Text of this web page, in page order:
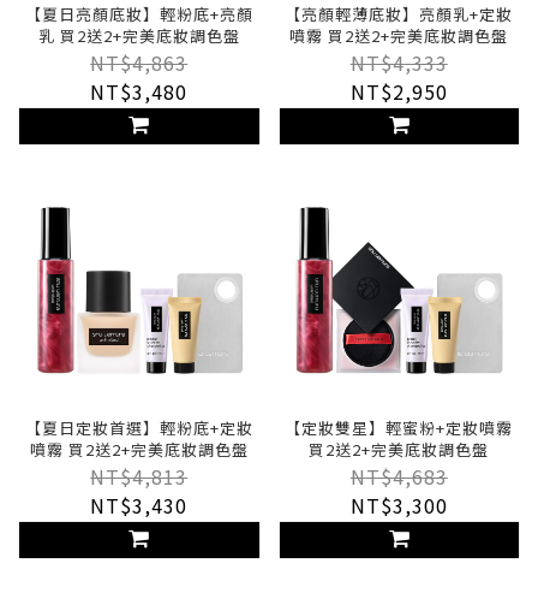
【夏日亮顏底妝】輕粉底+亮顏
乳 買2送2+完美底妝調色盤
NT$4,863
NT$3,480
【亮顏輕薄底妝】亮顏乳+定妝
噴霧 買2送2+完美底妝調色盤
NT$4,333
NT$2,950
【夏日定妝首選】輕粉底+定妝
噴霧 買2送2+完美底妝調色盤
NT$4,813
NT$3,430
【定妝雙星】輕蜜粉+定妝噴霧
買2送2+完美底妝調色盤
NT$4,683
NT$3,300